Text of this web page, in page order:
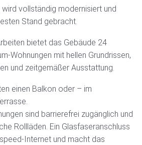
wird vollständig modernisiert und
Stand gebracht.
bietet das Gebäude 24
Wohnungen mit hellen Grundrissen,
und zeitgemäßer Ausstattung.
einen Balkon oder – im
sind barrierefrei zugänglich und
Rollläden. Ein Glasfaseranschluss
Internet und macht das